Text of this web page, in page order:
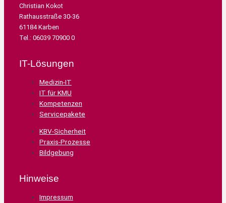
Christian Kokot
Rathausstraße 30-36
61184 Karben
Tel.: 06039 70900 0
IT-Lösungen
Medizin-IT
IT für KMU
Kompetenzen
Servicepakete
KBV-Sicherheit
Praxis-Prozesse
Bildgebung
Hinweise
Impressum